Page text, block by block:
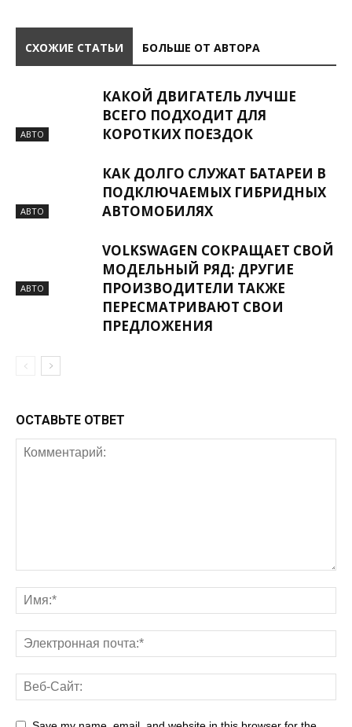
СХОЖИЕ СТАТЬИ БОЛЬШЕ ОТ АВТОРА
АВТО
КАКОЙ ДВИГАТЕЛЬ ЛУЧШЕ
ВСЕГО ПОДХОДИТ ДЛЯ
КОРОТКИХ ПОЕЗДОК
АВТО
КАК ДОЛГО СЛУЖАТ БАТАРЕИ В
ПОДКЛЮЧАЕМЫХ ГИБРИДНЫХ
АВТОМОБИЛЯХ
АВТО
VOLKSWAGEN СОКРАЩАЕТ СВОЙ
МОДЕЛЬНЫЙ РЯД: ДРУГИЕ
ПРОИЗВОДИТЕЛИ ТАКЖЕ
ПЕРЕСМАТРИВАЮТ СВОИ
ПРЕДЛОЖЕНИЯ
ОСТАВЬТЕ ОТВЕТ